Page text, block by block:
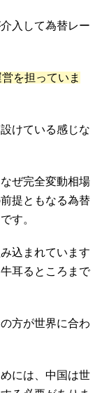
入して為替レー
を担っていま
けている感じな
ぜ完全変動相場
提ともなる為替
す。
込まれています
耳るところまで
方が世界に合わ
には、中国は世